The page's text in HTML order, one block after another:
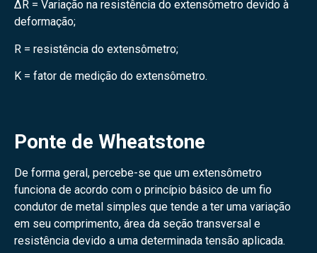
∆R = Variação na resistência do extensômetro devido à
deformação;
R = resistência do extensômetro;
K = fator de medição do extensômetro.
Ponte de Wheatstone
De forma geral, percebe-se que um extensômetro
funciona de acordo com o princípio básico de um fio
condutor de metal simples que tende a ter uma variação
em seu comprimento, área da seção transversal e
resistência devido a uma determinada tensão aplicada.